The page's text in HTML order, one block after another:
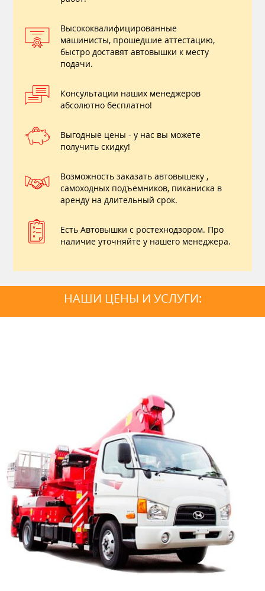
Высококвалифицированные
машинисты, прошедшие аттестацию,
быстро доставят автовышки к месту
подачи.
Консультации наших менеджеров
абсолютно бесплатно!
Выгодные цены - у нас вы можете
получить скидку!
Возможность заказать автовышеку ,
самоходных подъемников, пиканиска в
аренду на длительный срок.
Есть Автовышки с ростехнодзором. Про
наличие уточняйте у нашего менеджера.
НАШИ ЦЕНЫ И УСЛУГИ: